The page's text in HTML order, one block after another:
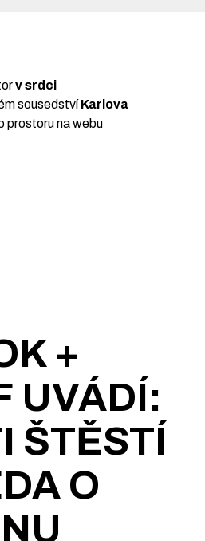
v srdci
sousedstvíKarlova
prostoru na webu
+
UVÁDÍ:
ŠTĚSTÍ
O